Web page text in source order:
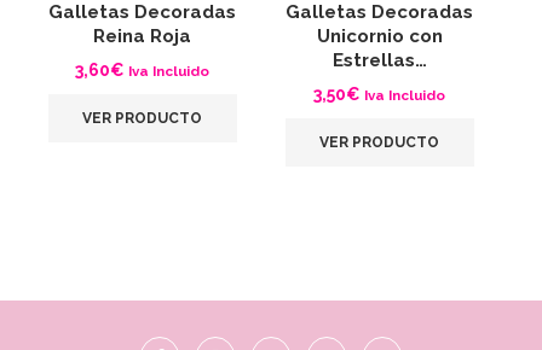
Galletas Decoradas
Reina Roja
3,60€ Iva Incluido
VER PRODUCTO
Galletas Decoradas
Unicornio con
Estrellas…
3,50€ Iva Incluido
VER PRODUCTO